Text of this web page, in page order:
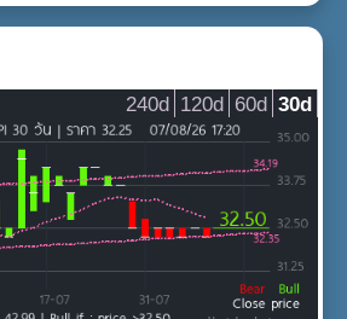
30d
60d
120d
240d